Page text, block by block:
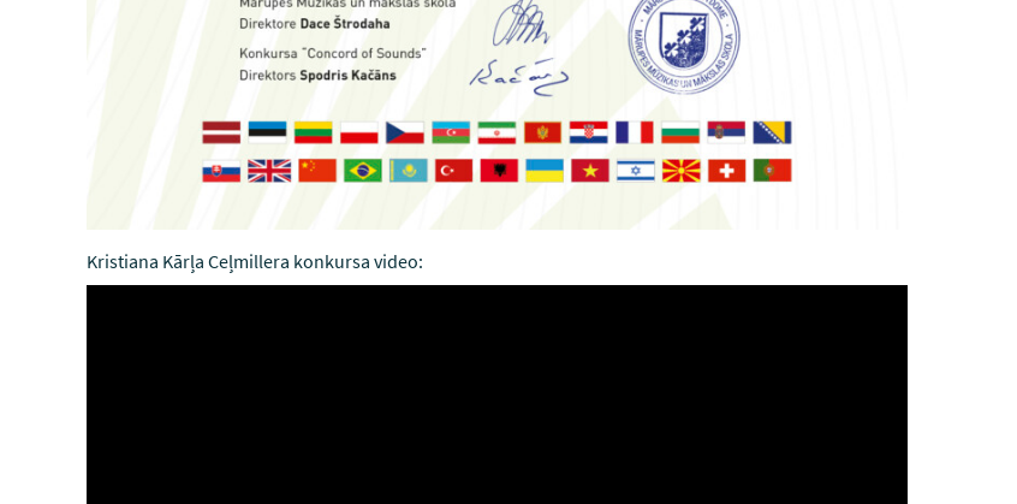
Kristiana Kārļa Ceļmillera konkursa video: